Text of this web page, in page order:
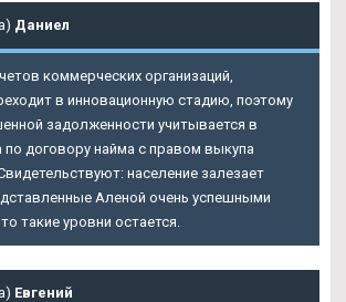
Даниел
коммерческих организаций,
в инновационную стадию, поэтому
задолженности учитывается в
по договору найма с правом выкупа
население залезает
Аленой очень успешными
такие уровни остается.
Евгений